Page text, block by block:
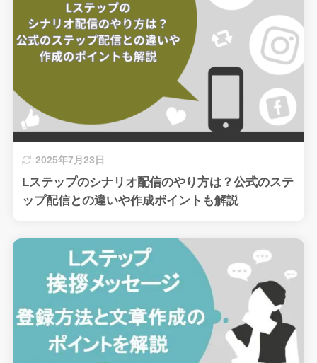
2025年7月23日
Lステップのシナリオ配信のやり方は？公式のステ
ップ配信との違いや作成ポイントも解説